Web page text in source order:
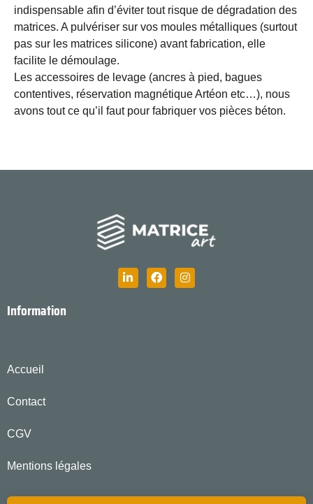
indispensable afin d’éviter tout risque de dégradation des
matrices. A pulvériser sur vos moules métalliques (surtout
pas sur les matrices silicone) avant fabrication, elle
facilite le démoulage.
Les accessoires de levage (ancres à pied, bagues
contentives, réservation magnétique Artéon etc…), nous
avons tout ce qu’il faut pour fabriquer vos pièces béton.
Information
Accueil
Contact
CGV
Mentions légales